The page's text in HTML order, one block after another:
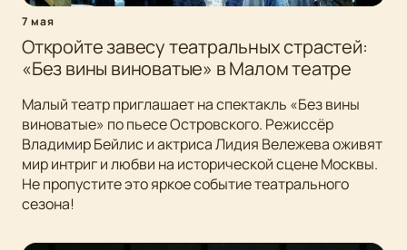
7 мая
Откройте завесу театральных страстей:
«Без вины виноватые» в Малом театре
Малый театр приглашает на спектакль «Без вины
виноватые» по пьесе Островского. Режиссёр
Владимир Бейлис и актриса Лидия Вележева оживят
мир интриг и любви на исторической сцене Москвы.
Не пропустите это яркое событие театрального
сезона!